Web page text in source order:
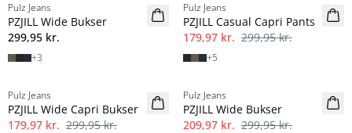
NYHED
Basic
Pulz Jeans
PZJILL Wide Bukser
299,95 kr.
+3
Pulz Jeans
PZJILL Casual Capri Pants
179,97 kr. 299,95 kr.
+5
-40%
Pulz Jeans
PZJILL Wide Capri Bukser
179,97 kr. 299,95 kr.
-30%
Pulz Jeans
PZJILL Wide Bukser
209,97 kr. 299,95 kr.